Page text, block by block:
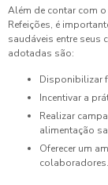
Além de contar com
Refeições, é
saudáveis entre
adotadas são:
Incentivar a
Realizar campanhas de conscientização sobre a importância da
alimentação
Oferecer um ambiente agradável e propício para as refeições dos
colaboradores.